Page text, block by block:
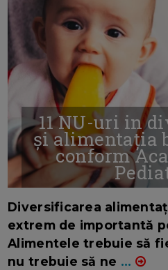
11 NU-uri in
și alimentația
conform
Diversificarea
extrem de importantă
Alimentele trebuie să
nu trebuie să ne ...